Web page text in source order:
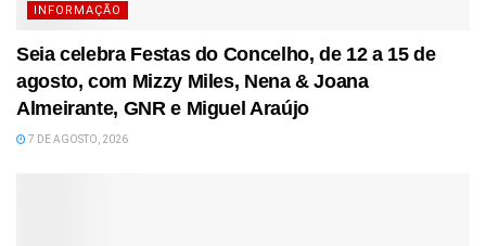
INFORMAÇÃO
Seia celebra Festas do Concelho, de 12 a 15 de
agosto, com Mizzy Miles, Nena & Joana
Almeirante, GNR e Miguel Araújo
7 DE AGOSTO, 2026